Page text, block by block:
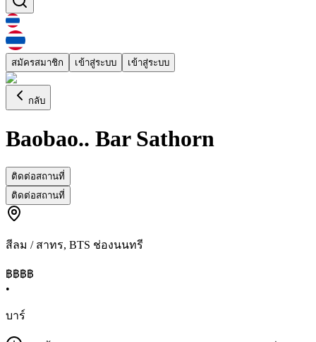
สมัครสมาชิก เข้าสู่ระบบ เข้าสู่ระบบ
กลับ
Baobao.. Bar Sathorn
ติดต่อสถานที่
ติดต่อสถานที่
สีลม / สาทร, BTS ช่องนนทรี
฿฿฿฿
•
บาร์